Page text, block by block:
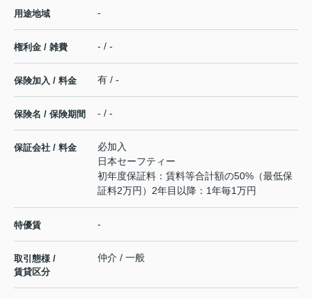
用途地域 -
権利金 / 雑費 - / -
保険加入 / 料金 有 / -
保険名 / 保険期間 - / -
保証会社 / 料金
必加入
日本セーフティー
初年度保証料：賃料等合計額の50%（最低保
証料2万円）2年目以降：1年毎1万円
特優賃 -
取引態様 /
賃貸区分
仲介 / 一般